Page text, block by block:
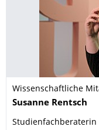
Wissenschaftliche
Name
Susanne Rentsch
Studienfachberaterin